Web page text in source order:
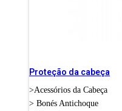
Proteção da cabeça
>Acessórios da Cabeça
> Bonés Antichoque